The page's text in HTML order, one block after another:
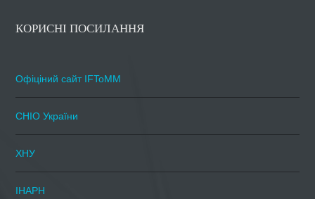
КОРИСНІ ПОСИЛАННЯ
Офіціний сайт IFToMM
СНІО України
ХНУ
ІНАРН